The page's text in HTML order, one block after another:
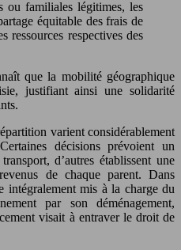
ou familiales légitimes, les
équitable des frais de
ressources respectives des
que la mobilité géographique
justifiant ainsi une solidarité
varient considérablement
décisions prévoient un
d’autres établissent une
de chaque parent. Dans
intégralement mis à la charge du
par son déménagement,
visait à entraver le droit de